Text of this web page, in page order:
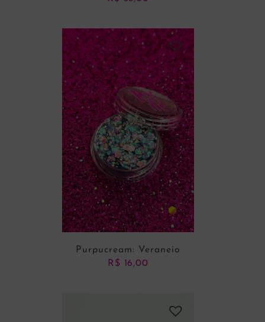
ADICIONAR AO CARRINHO
Purpucream: Veraneio
R$ 16,00